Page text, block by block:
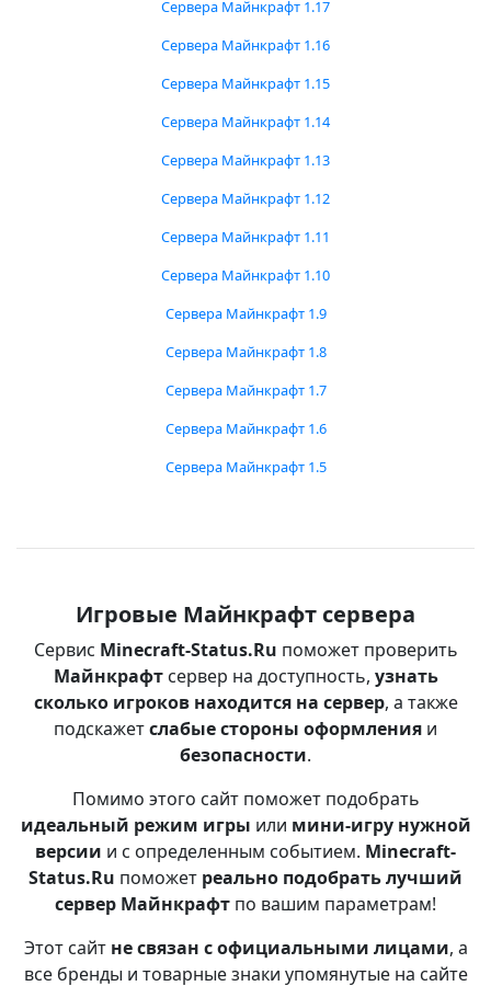
Сервера Майнкрафт 1.17
Сервера Майнкрафт 1.16
Сервера Майнкрафт 1.15
Сервера Майнкрафт 1.14
Сервера Майнкрафт 1.13
Сервера Майнкрафт 1.12
Сервера Майнкрафт 1.11
Сервера Майнкрафт 1.10
Сервера Майнкрафт 1.9
Сервера Майнкрафт 1.8
Сервера Майнкрафт 1.7
Сервера Майнкрафт 1.6
Сервера Майнкрафт 1.5
Игровые Майнкрафт сервера
Сервис Minecraft-Status.Ru поможет проверить
Майнкрафтсервер на доступность, узнать
сколько игроков находится на сервер, а также
подскажетслабые стороны оформления и
безопасности.
Помимо этого сайт поможет подобрать
идеальный режим игры или мини-игру нужной
версии и с определенным событием. Minecraft-
Status.Ru поможет реально подобрать лучший
сервер Майнкрафт по вашим параметрам!
Этот сайт не связан с официальными лицами, а
все бренды и товарные знаки упомянутые на сайте